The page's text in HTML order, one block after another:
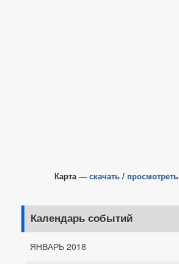
Карта — скачать / просмотреть
Календарь событий
ЯНВАРЬ 2018